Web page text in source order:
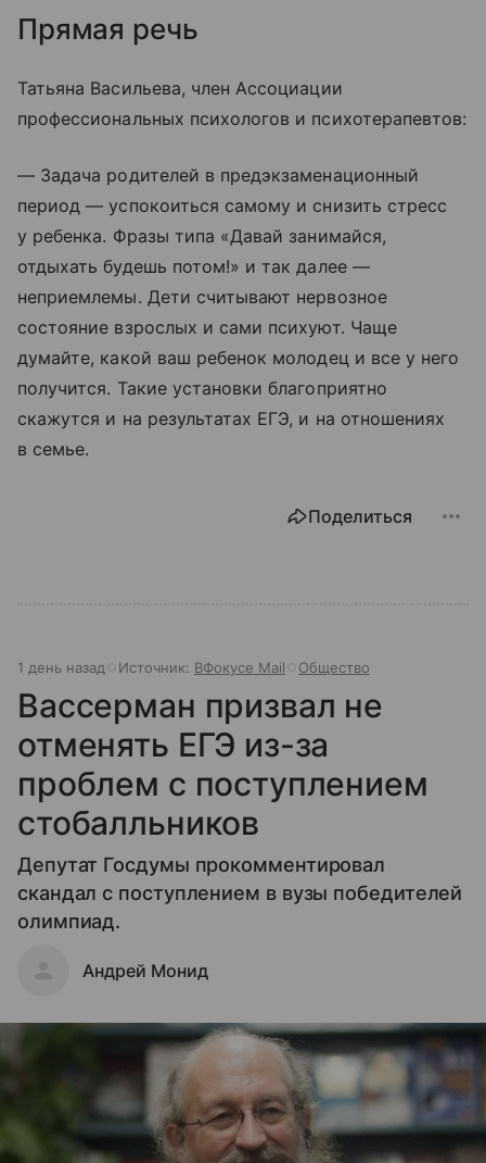
Прямая речь
Татьяна Васильева, член Ассоциации
профессиональных психологов и психотерапевтов:
— Задача родителей в предэкзаменационный
период — успокоиться самому и снизить стресс
у ребенка. Фразы типа «Давай занимайся,
отдыхать будешь потом!» и так далее —
неприемлемы. Дети считывают нервозное
состояние взрослых и сами психуют. Чаще
думайте, какой ваш ребенок молодец и все у него
получится. Такие установки благоприятно
скажутся и на результатах ЕГЭ, и на отношениях
в семье.
Поделиться
1 день назад Источник: ВФокусе Mail Общество
Вассерман призвал не
отменять ЕГЭ из-за
проблем с поступлением
стобалльников
Депутат Госдумы прокомментировал
скандал с поступлением в вузы победителей
олимпиад.
Андрей Монид